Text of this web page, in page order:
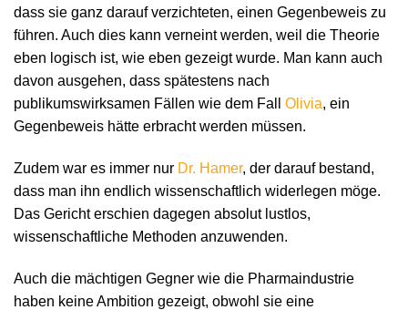
dass sie ganz darauf verzichteten, einen Gegenbeweis zu
führen. Auch dies kann verneint werden, weil die Theorie
eben logisch ist, wie eben gezeigt wurde. Man kann auch
davon ausgehen, dass spätestens nach
publikumswirksamen Fällen wie dem Fall Olivia, ein
Gegenbeweis hätte erbracht werden müssen.
Zudem war es immer nur Dr. Hamer, der darauf bestand,
dass man ihn endlich wissenschaftlich widerlegen möge.
Das Gericht erschien dagegen absolut lustlos,
wissenschaftliche Methoden anzuwenden.
Auch die mächtigen Gegner wie die Pharmaindustrie
haben keine Ambition gezeigt, obwohl sie eine